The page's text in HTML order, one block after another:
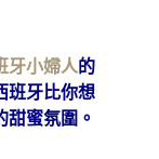
牙小婦人的
班牙比你想
蜜氛圍。